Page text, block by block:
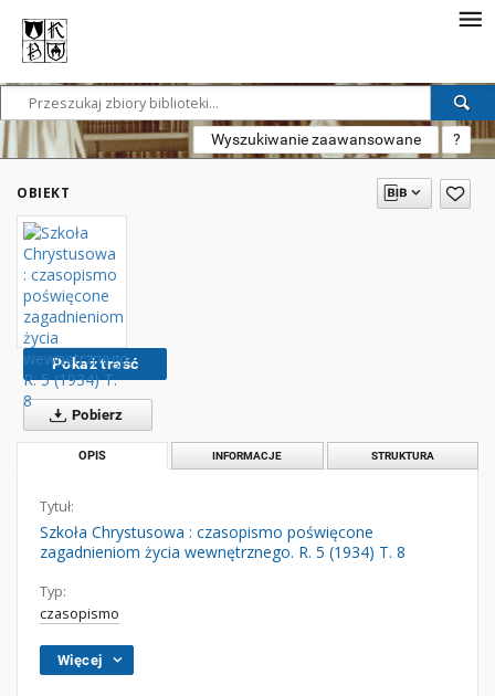
Wyszukiwanie zaawansowane ?
OBIEKT
Pokaż treść
Pobierz
OPIS INFORMACJE STRUKTURA
Tytuł:
Szkoła Chrystusowa : czasopismo poświęcone
zagadnieniom życia wewnętrznego. R. 5 (1934) T. 8
Typ:
czasopismo
Więcej